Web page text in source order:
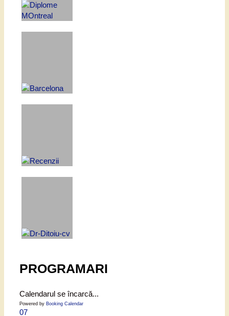
PROGRAMARI
Calendarul se încarcă...
Powered by Booking Calendar
07